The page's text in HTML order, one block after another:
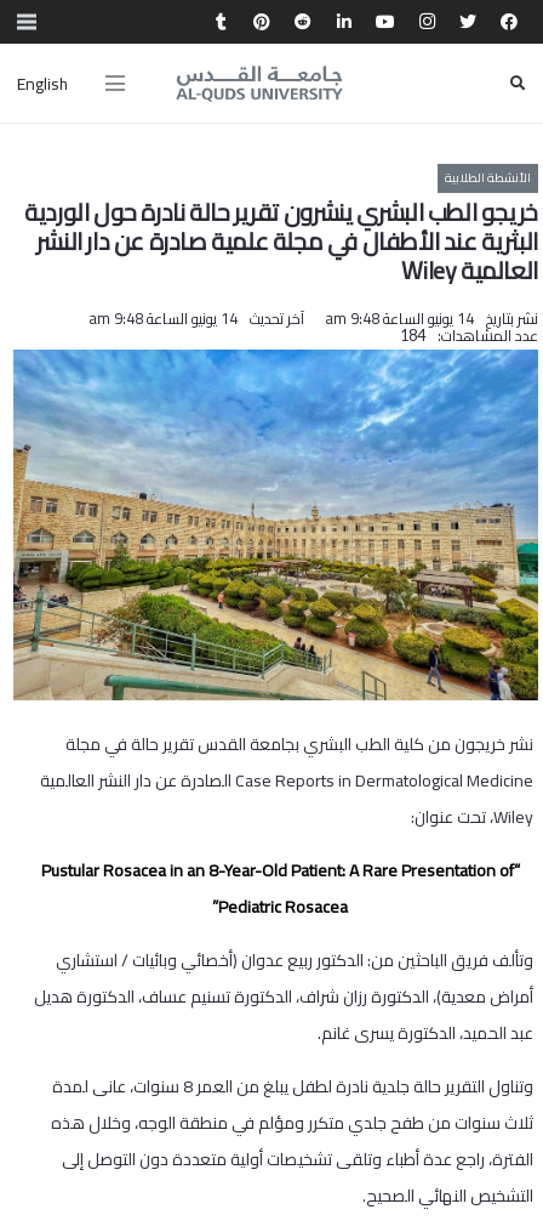
English
الأنشطة الطلابية
خريجو الطب البشري ينشرون تقرير حالة نادرة حول الوردية
البثرية عند الأطفال في مجلة علمية صادرة عن دار النشر
العالمية Wiley
نشر بتاريخ 14 يونيو الساعة 9:48 am آخر تحديث 14 يونيو الساعة 9:48 am
عدد المشاهدات: 184
نشر خريجون من كلية الطب البشري بجامعة القدس تقرير حالة في مجلة
Case Reports in Dermatological Medicine الصادرة عن دار النشر العالمية
Wiley، تحت عنوان:
“Pustular Rosacea in an 8-Year-Old Patient: A Rare Presentation of
Pediatric Rosacea”
وتألف فريق الباحثين من: الدكتور ربيع عدوان (أخصائي وبائيات / استشاري
أمراض معدية)، الدكتورة رزان شراف، الدكتورة تسنيم عساف، الدكتورة هديل
عبد الحميد، الدكتورة يسرى غانم.
وتناول التقرير حالة جلدية نادرة لطفل يبلغ من العمر 8 سنوات، عانى لمدة
ثلاث سنوات من طفح جلدي متكرر ومؤلم في منطقة الوجه، وخلال هذه
الفترة، راجع عدة أطباء وتلقى تشخيصات أولية متعددة دون التوصل إلى
التشخيص النهائي الصحيح.